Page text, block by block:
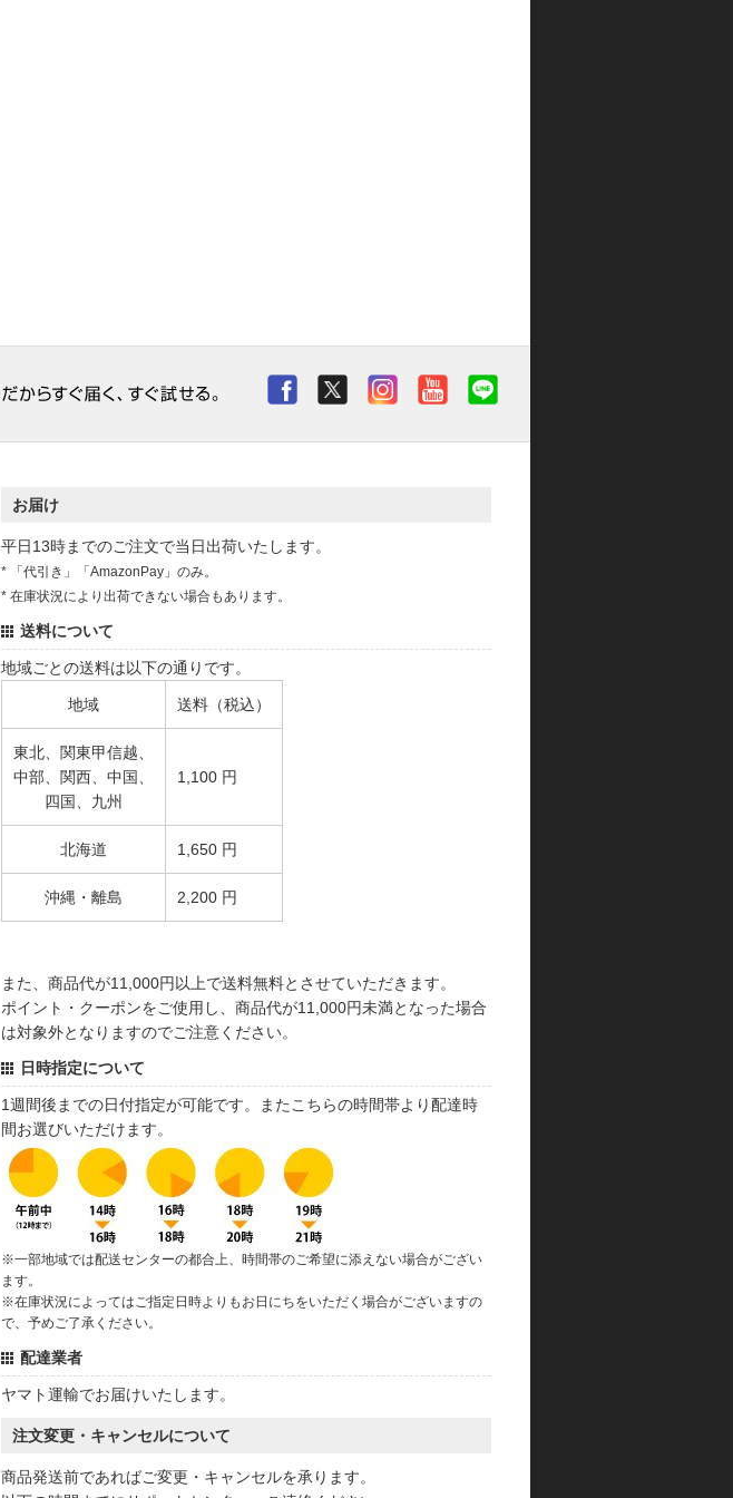
お届け
平日13時までのご注文で当日出荷いたします。
* 「代引き」「AmazonPay」のみ。
* 在庫状況により出荷できない場合もあります。
送料について
地域ごとの送料は以下の通りです。
地域 送料（税込）
東北、関東甲信越、
中部、関西、中国、
四国、九州
1,100 円
北海道 1,650 円
沖縄・離島 2,200 円
また、商品代が11,000円以上で送料無料とさせていただきます。
ポイント・クーポンをご使用し、商品代が11,000円未満となった場合
は対象外となりますのでご注意ください。
日時指定について
1週間後までの日付指定が可能です。またこちらの時間帯より配達時
間お選びいただけます。
※一部地域では配送センターの都合上、時間帯のご希望に添えない場合がござい
ます。
※在庫状況によってはご指定日時よりもお日にちをいただく場合がございますの
で、予めご了承ください。
配達業者
ヤマト運輸でお届けいたします。
注文変更・キャンセルについて
商品発送前であればご変更・キャンセルを承ります。